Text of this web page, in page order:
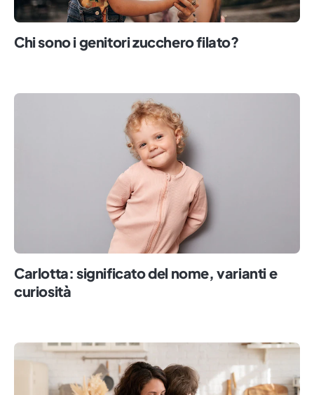
Chi sono i genitori zucchero filato?
Carlotta: significato del nome, varianti e
curiosità